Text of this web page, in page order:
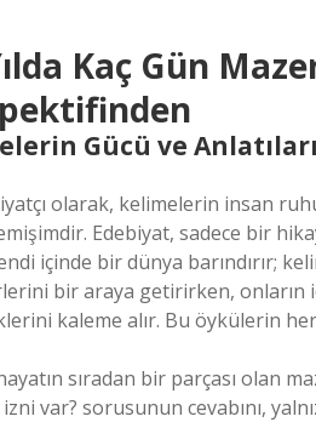
Kaç Gün
Gücü ve
olarak, kelimelerin insan
Edebiyat, sadece bir
içinde bir dünya barındırır;
bir araya getirirken, onların
kaleme alır. Bu öykülerin
sıradan bir parçası olan
var? sorusunun cevabını,